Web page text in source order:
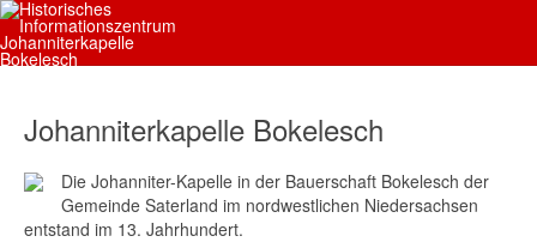
Johanniterkapelle Bokelesch
Die Johanniter-Kapelle in der Bauerschaft Bokelesch der
Gemeinde Saterland im nordwestlichen Niedersachsen
entstand im 13. Jahrhundert.